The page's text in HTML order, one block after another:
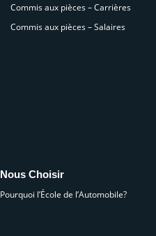
Commis aux pièces – Carrières
Commis aux pièces – Salaires
Nous Choisir
Pourquoi l’École de l’Automobile?